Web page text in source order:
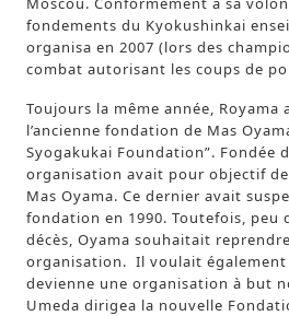
fondements du Kyokushinkai
organisa en 2007 (lors des
combat autorisant les coups de
Toujours la même année, Royama
l’ancienne fondation de Mas
Syogakukai Foundation”. Fondée
organisation avait pour objectif
Mas Oyama. Ce dernier avait
fondation en 1990. Toutefois, peu
décès, Oyama souhaitait
organisation. Il voulait également
devienne une organisation à but
Umeda dirigea la nouvelle